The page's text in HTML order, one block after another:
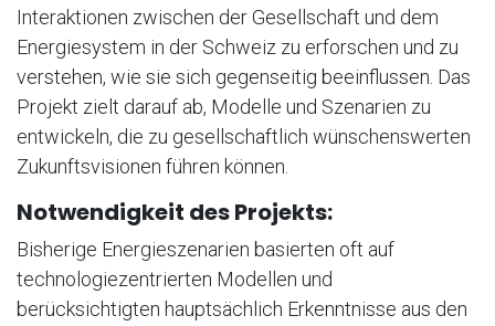
Interaktionen zwischen der Gesellschaft und dem
Energiesystem in der Schweiz zu erforschen und zu
verstehen, wie sie sich gegenseitig beeinflussen. Das
Projekt zielt darauf ab, Modelle und Szenarien zu
entwickeln, die zu gesellschaftlich wünschenswerten
Zukunftsvisionen führen können.
Notwendigkeit des Projekts:
Bisherige Energieszenarien basierten oft auf
technologiezentrierten Modellen und
berücksichtigten hauptsächlich Erkenntnisse aus den